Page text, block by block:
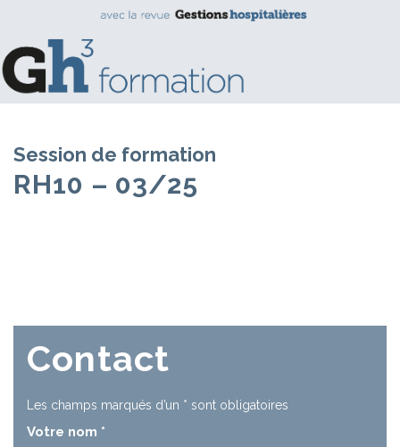
Session de formation
RH10 – 03/25
Contact
Les champs marqués d’un * sont obligatoires
Votre nom *